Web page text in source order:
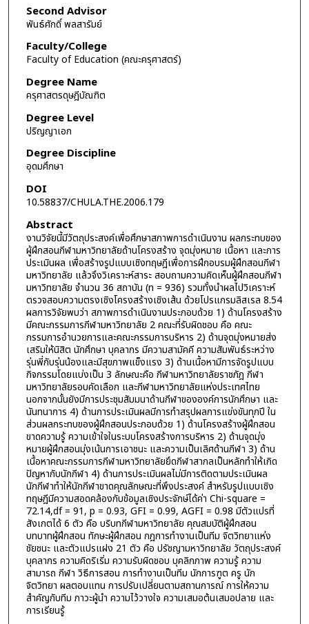
Second Advisor
พันธ์ศักดิ์ พลสารัมย์
Faculty/College
Faculty of Education (คณะครุศาสตร์)
Degree Name
ครุศาสตรดุษฎีบัณฑิต
Degree Level
ปริญญาเอก
Degree Discipline
อุดมศึกษา
DOI
10.58837/CHULA.THE.2006.179
Abstract
งานวิจัยนี้มีวัตถุประสงค์เพื่อศึกษาสภาพการดำเนินงาน ผลกระทบของ
ผู้ฝึกสอนกีฬามหาวิทยาลัยด้านโครงสร้าง จุดมุ่งหมาย เนื้อหา และการ
ประเมินผล เพื่อสร้างรูปแบบเชิงทฤษฎีเพื่อการฝึกอบรมผู้ฝึกสอนกีฬา
มหาวิทยาลัย แล้วจึงวิเคราะห์สาระ สอบถามความคิดเห็นผู้ฝึกสอนกีฬา
มหาวิทยาลัย จำนวน 36 สถาบัน (n = 936) รวมทั้งนำผลไปวิเคราะห์
ตรวจสอบความตรงเชิงโครงสร้างเชิงเส้น ด้วยโปรแกรมลิสเรล 8.54
ผลการวิจัยพบว่า สภาพการดำเนินงานประกอบด้วย 1) ด้านโครงสร้าง
มีคณะกรรมการกีฬามหาวิทยาลัย 2 คณะที่รับผิดชอบ คือ คณะ
กรรมการอำนวยการและคณะกรรมการบริหาร 2) ด้านจุดมุ่งหมายส่ง
เสริมให้นิสิต นักศึกษา บุคลากร มีความสามัคคี ความสัมพันธ์ระหว่าง
รุ่นพี่กับรุ่นน้องและมีสุขภาพแข็งแรง 3) ด้านเนื้อหามีการจัดรูปแบบ
กิจกรรมโดยแบ่งเป็น 3 ลักษณะคือ กีฬามหาวิทยาลัยราชภัฎ กีฬา
มหาวิทยาลัยรอบคัดเลือก และกีฬามหาวิทยาลัยแห่งประเทศไทย
นอกจากนั้นยังมีการประชุมสัมมนาด้านกีฬาขององค์การนักศึกษา และ
นันทนาการ 4) ด้านการประเมินผลมีการทำสรุปผลการแข่งขันทุกปี ใน
ส่วนผลกระทบของผู้ฝึกสอนประกอบด้วย 1) ด้านโครงสร้างผู้ฝึกสอน
ขาดความรู้ ความเข้าใจในระบบโครงสร้างการบริหาร 2) ด้านจุดมุ่ง
หมายผู้ฝึกสอนมุ่งเน้นการเอาชนะ และความเป็นเลิศด้านกีฬา 3) ด้าน
เนื้อหาคณะกรรมการกีฬามหาวิทยาลัยยึดกีฬาสากลเป็นหลักทำให้เกิด
ปัญหากับนักกีฬา 4) ด้านการประเมินผลไม่มีการติดตามประเมินผล
นักกีฬาทำให้นักกีฬาขาดคุณลักษณะที่พึงประสงค์ สำหรับรูปแบบเชิง
ทฤษฎีมีความสอดคล้องกับข้อมูลเชิงประจักษ์ได้ค่า Chi-square =
72.14,df = 91, p = 0.93, GFI = 0.99, AGFI = 0.98 มีตัวแปรที่
สังเกตได้ 6 ตัว คือ บริบทกีฬามหาวิทยาลัย คุณสมบัติผู้ฝึกสอน
บทบาทผู้ฝึกสอน ทักษะผู้ฝึกสอน กฎการทำงานเป็นทีม จิตวิทยาแห่ง
ชัยชนะ และตัวแปรแฝง 21 ตัว คือ ปรัชญามหาวิทยาลัย วัตถุประสงค์
บุคลากร ความคิดริเริ่ม ความรับผิดชอบ บุคลิกภาพ ความรู้ ความ
สามารถ กีฬา วิธีการสอน การทำงานเป็นทีม นักการฑูต ครู นัก
จิตวิทยา ผลตอบแทน การปรับเปลี่ยนตามสถานการณ์ การให้ความ
สำคัญกับทีม ภาวะผู้นำ ความไว้วางใจ ความเสมอต้นเสมอปลาย และ
การเรียนรู้